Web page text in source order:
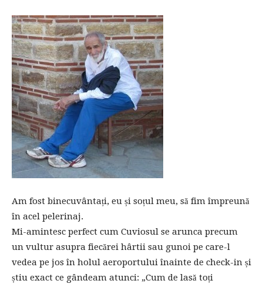
Am fost binecuvântați, eu și soțul meu, să fim împreună
în acel pelerinaj.
Mi-amintesc perfect cum Cuviosul se arunca precum
un vultur asupra fiecărei hârtii sau gunoi pe care-l
vedea pe jos în holul aeroportului înainte de check-in și
știu exact ce gândeam atunci: „Cum de lasă toți